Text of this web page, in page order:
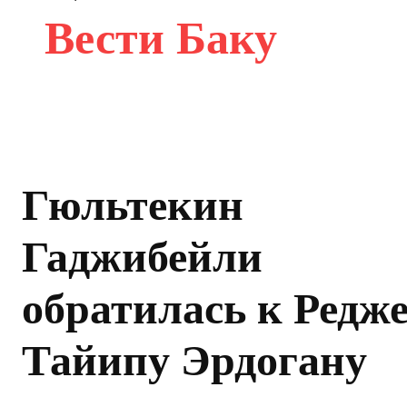
Вести Баку
Гюльтекин
Гаджибейли
обратилась к
Тайипу Эрдогану